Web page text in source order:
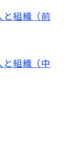
と組織（前
組織（中